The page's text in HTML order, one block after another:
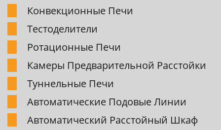
Конвекционные Печи
Тестоделители
Pотационные Печи
Камеpы Пpедваpительной Pасстойки
Туннельные Печи
Автоматические Подовые Линии
Автоматический Pасстойный Шкаф